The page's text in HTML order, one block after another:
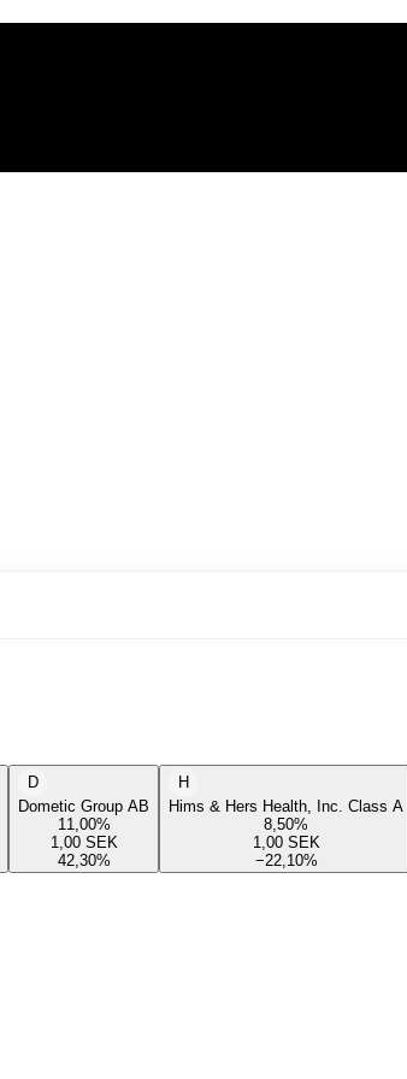
D
Dometic Group AB
11,00%
1,00 SEK
42,30%
H
Hims & Hers Health, Inc. Class A
8,50%
1,00 SEK
−22,10%